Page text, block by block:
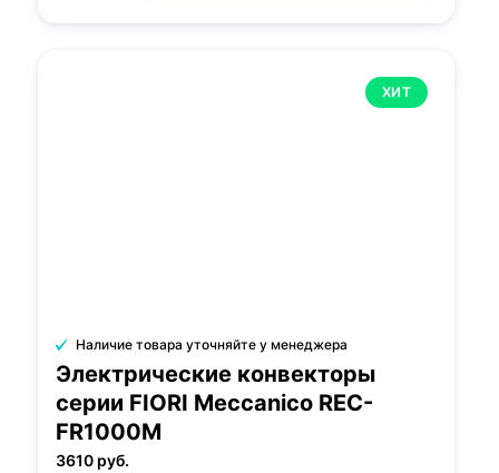
ХИТ
Наличие товара уточняйте у менеджера
Электрические конвекторы
серии FIORI Meccanico REC-
FR1000M
3610 руб.